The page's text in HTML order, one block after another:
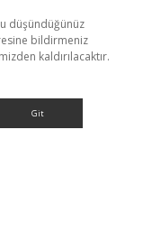
düşündüğünüz
bildirmeniz
kaldırılacaktır.